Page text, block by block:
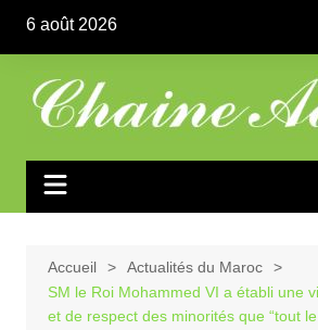
contenu
6 août 2026
Accueil
Actualités du Maroc
SM le Roi Mohammed VI a établi une
et de respect des minorités que “tout